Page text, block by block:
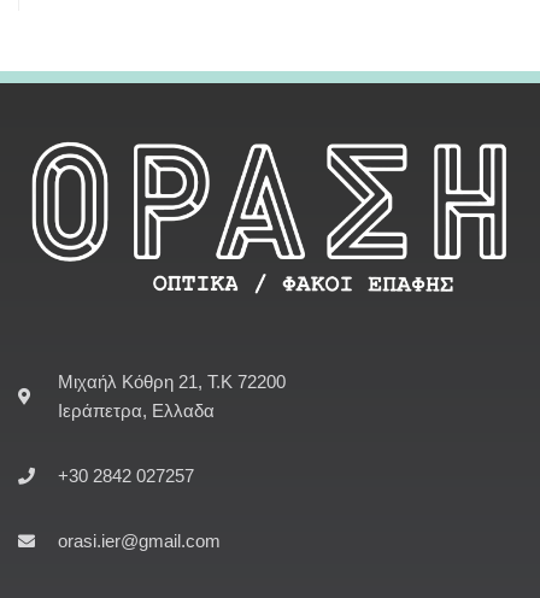
Μιχαήλ Κόθρη 21, Τ.Κ 72200
Ιεράπετρα, Ελλαδα
+30 2842 027257
orasi.ier@gmail.com